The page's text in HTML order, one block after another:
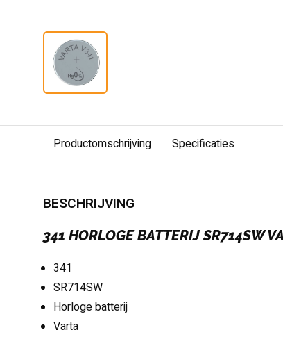
Productomschrijving Specificaties
BESCHRIJVING
341 HORLOGE BATTERIJ SR714SW
341
SR714SW
Horloge batterij
Varta